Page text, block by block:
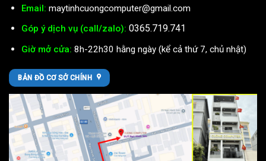
Email: maytinhcuongcomputer@gmail.com
Góp ý dịch vụ (call/zalo): 0365.719.741
Giờ mở cửa: 8h-22h30 hằng ngày (kể cả thứ 7, chủ nhật)
BẢN ĐỒ CƠ SỞ CHÍNH